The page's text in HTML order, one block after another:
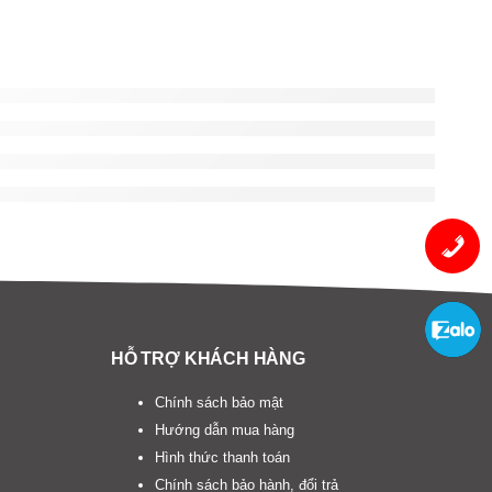
HỖ TRỢ KHÁCH HÀNG
Chính sách bảo mật
Hướng dẫn mua hàng
Hình thức thanh toán
Chính sách bảo hành, đổi trả